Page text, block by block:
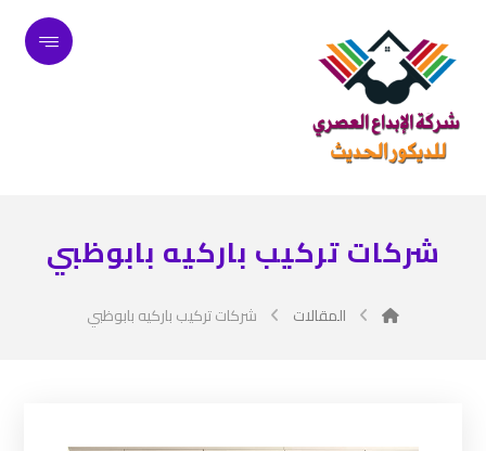
شركات تركيب باركيه بابوظبي
المقالات شركات تركيب باركيه بابوظبي